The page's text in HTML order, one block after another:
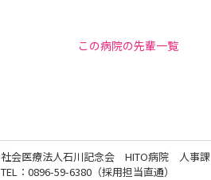
この病院の先輩一覧
社会医療法人石川記念会 HITO病院 人事課
TEL：0896-59-6380（採用担当直通）